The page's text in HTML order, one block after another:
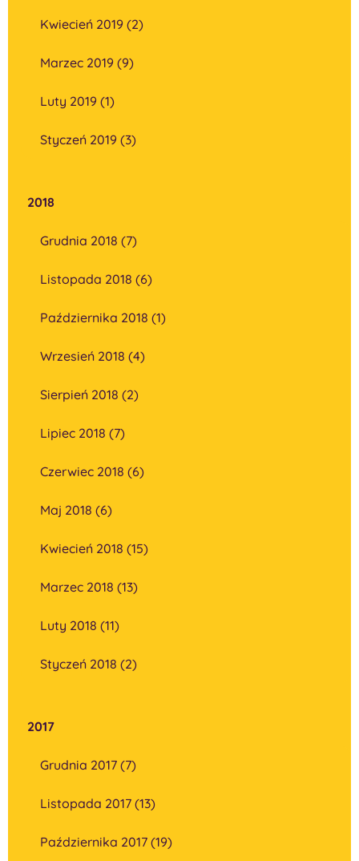
Kwiecień 2019 (2)
Marzec 2019 (9)
Luty 2019 (1)
Styczeń 2019 (3)
2018
Grudnia 2018 (7)
Listopada 2018 (6)
Października 2018 (1)
Wrzesień 2018 (4)
Sierpień 2018 (2)
Lipiec 2018 (7)
Czerwiec 2018 (6)
Maj 2018 (6)
Kwiecień 2018 (15)
Marzec 2018 (13)
Luty 2018 (11)
Styczeń 2018 (2)
2017
Grudnia 2017 (7)
Listopada 2017 (13)
Października 2017 (19)